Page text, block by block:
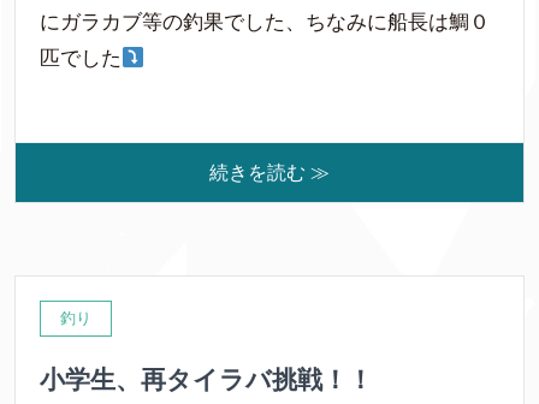
にガラカブ等の釣果でした、ちなみに船長は鯛０
匹でした
続きを読む ≫
釣り
小学生、再タイラバ挑戦！！